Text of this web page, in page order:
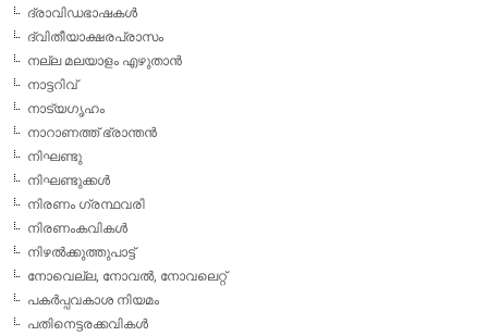
ദ്രാവിഡഭാഷകള്‍
ദ്വിതീയാക്ഷരപ്രാസം
നല്ല മലയാളം എഴുതാന്‍
നാട്ടറിവ്
നാട്യഗൃഹം
നാറാണത്ത് ഭ്രാന്തന്‍
നിഘണ്ടു
നിഘണ്ടുക്കള്‍
നിരണം ഗ്രന്ഥവരി
നിരണംകവികള്‍
നിഴല്‍ക്കുത്തുപാട്ട്
നോവെല്ല, നോവല്‍, നോവലെറ്റ്
പകര്‍പ്പവകാശ നിയമം
പതിനെട്ടരക്കവികള്‍